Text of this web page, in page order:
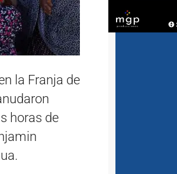
la Franja de
horas de